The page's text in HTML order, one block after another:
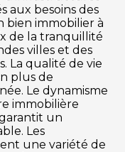
aux besoins des
bien immobilier à
de la tranquillité
villes et des
La qualité de vie
plus de
Le dynamisme
immobilière
un
Les
une variété de